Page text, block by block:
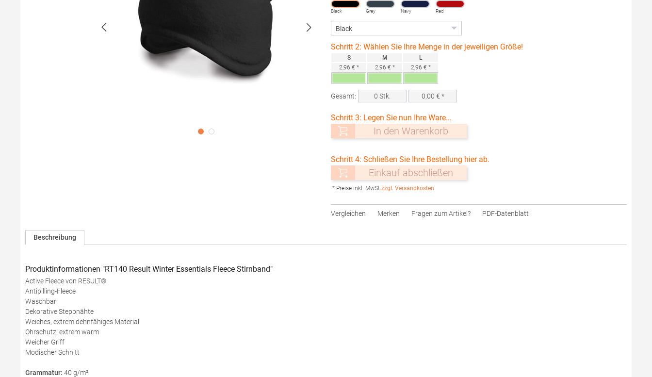
Black Grey Navy Red
Schritt 2: Wählen Sie Ihre Menge in der jeweiligen Größe!
S
2,96 € *
M
2,96 € *
L
2,96 € *
Gesamt: 0 Stk. 0,00 € *
Schritt 3: Legen Sie nun Ihre Ware...
In den Warenkorb
Schritt 4: Schließen Sie Ihre Bestellung hier ab.
Einkauf abschließen
* Preise inkl. MwSt.zzgl. Versandkosten
Vergleichen Merken Fragen zum Artikel? PDF-Datenblatt
Beschreibung
Produktinformationen "RT140 Result Winter Essentials Fleece Stirnband"
Active Fleece von RESULT®
Antipilling-Fleece
Waschbar
Dekorative Steppnähte
Weiches, extrem dehnfähiges Material
Ohrschutz, extrem warm
Weicher Griff
Modischer Schnitt
Grammatur: 40 g/m²